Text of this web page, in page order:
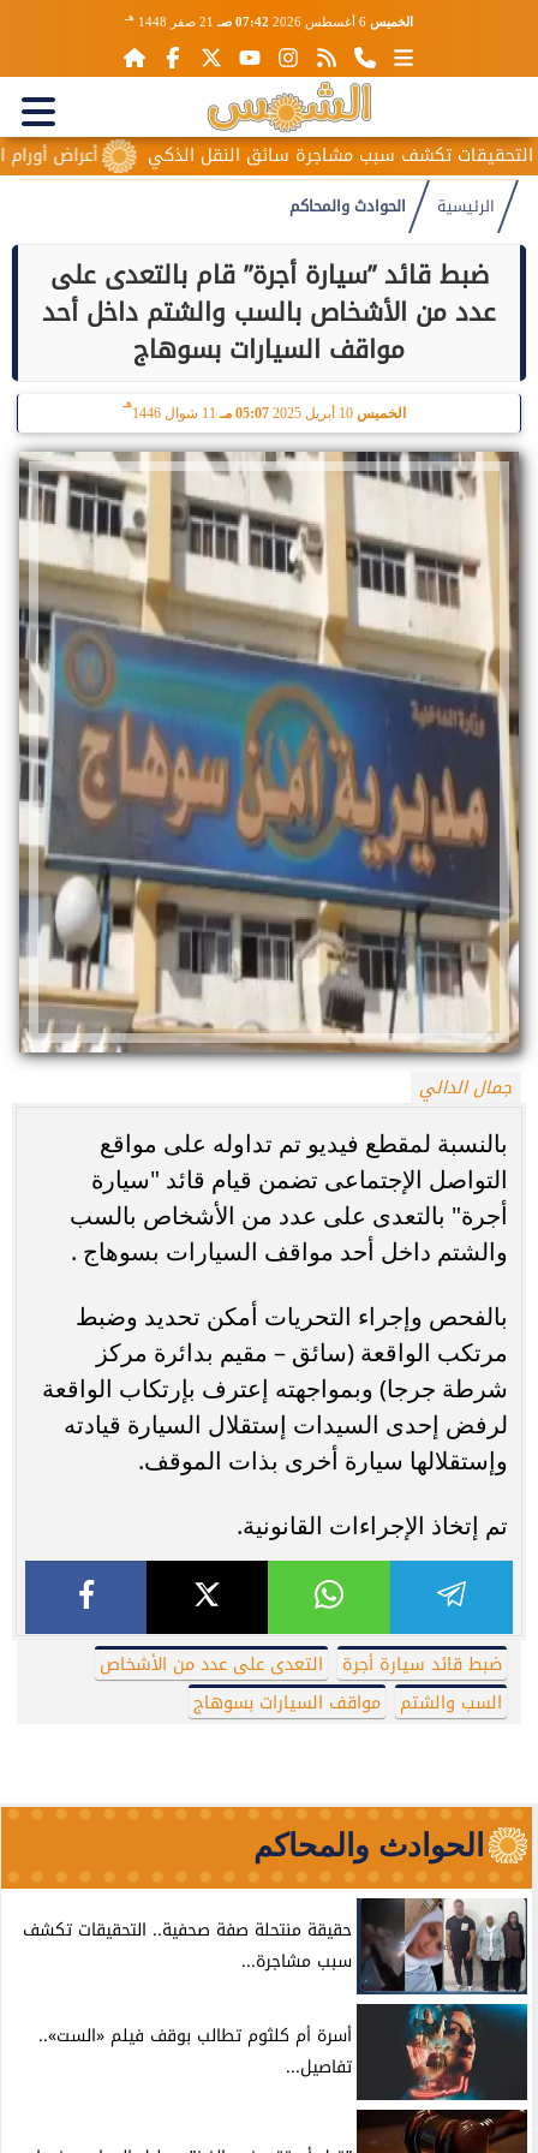
الخميس 07:42 صـ 21 صفر 1448 هـ
أعراض أورام تكشف سبب مشاجرة سائق النقل الذكي
الرئيسية الحوادث والمحاكم
ضبط قائد ”سيارة أجرة” قام بالتعدى على
عدد من الأشخاص بالسب والشتم داخل أحد
مواقف السيارات بسوهاج
الخميس 05:07 مـ 11 شوال 1446
هـ
جمال الدالي
بالنسبة لمقطع فيديو تم تداوله على مواقع
التواصل الإجتماعى تضمن قيام قائد "سيارة
أجرة" بالتعدى على عدد من الأشخاص بالسب
والشتم داخل أحد مواقف السيارات بسوهاج .
بالفحص وإجراء التحريات أمكن تحديد وضبط
مرتكب الواقعة (سائق – مقيم بدائرة مركز
شرطة جرجا) وبمواجهته إعترف بإرتكاب الواقعة
لرفض إحدى السيدات إستقلال السيارة قيادته
وإستقلالها سيارة أخرى بذات الموقف.
تم إتخاذ الإجراءات القانونية.
ضبط قائد سيارة أجرة
التعدى على عدد من الأشخاص
السب والشتم
مواقف السيارات بسوهاج
الحوادث والمحاكم
حقيقة منتحلة صفة صحفية.. التحقيقات تكشف
سبب مشاجرة...
أسرة أم كلثوم تطالب بوقف فيلم «الست»..
تفاصيل...